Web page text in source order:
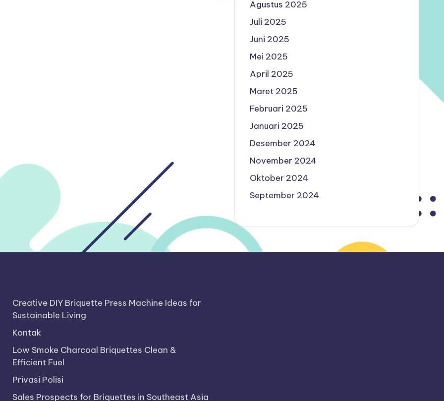
Agustus 2025
Juli 2025
Juni 2025
Mei 2025
April 2025
Maret 2025
Februari 2025
Januari 2025
Desember 2024
November 2024
Oktober 2024
September 2024
Creative DIY Briquette Press Machine Ideas for
Sustainable Living
Kontak
Low Smoke Charcoal Briquettes Clean &
Efficient Fuel
Privasi Polisi
Sales Prospects for Briquettes in Southeast Asia